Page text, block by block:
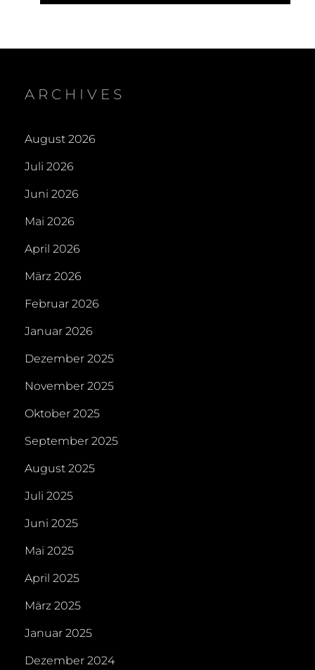
ARCHIVES
August 2026
Juli 2026
Juni 2026
Mai 2026
April 2026
März 2026
Februar 2026
Januar 2026
Dezember 2025
November 2025
Oktober 2025
September 2025
August 2025
Juli 2025
Juni 2025
Mai 2025
April 2025
März 2025
Januar 2025
Dezember 2024